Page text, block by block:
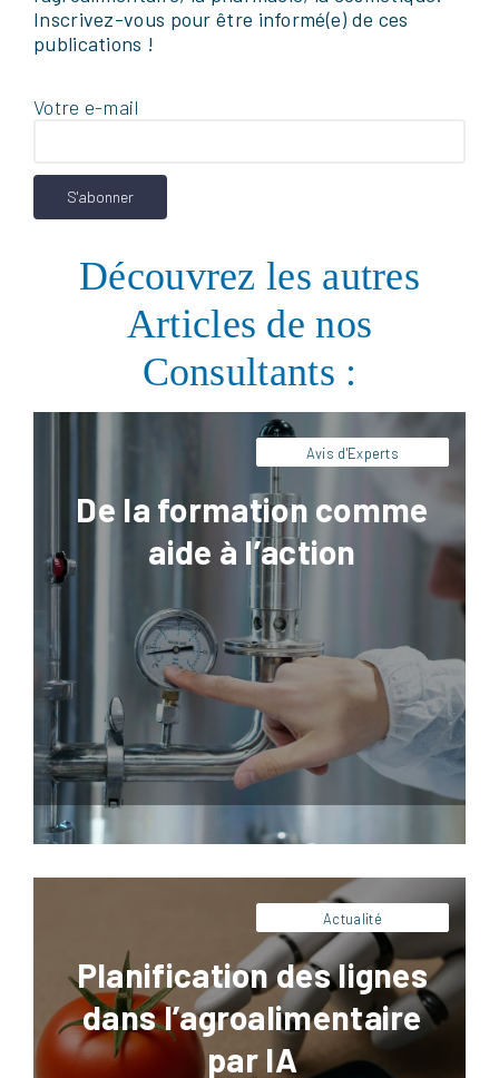
Inscrivez-vous pour être informé(e) de ces
publications !
Votre e-mail
Découvrez les autres
Articles de nos
Consultants :
Avis d'Experts
De la formation comme
aide à l’action
Pour être efficace, une formation doit avant
tout être pratique et orientée action.
experts pour concevoir une formation
Actualité
Planification des lignes
dans l’agroalimentaire
par IA
Facebook
LinkedInPinterest
Dans un contexte de volatilité des
commandes, de contraintes sanitaires
strictes et de pression constante sur les
coûts, la planification des lignes dans
l’agroalimentaire devient (encore plus
qu’auparavant) un levier majeur de
performance industrielle. L’intelligence
artificielle ne se limite plus à automatiser
disponibilité matière, capacités machines,
temps […]